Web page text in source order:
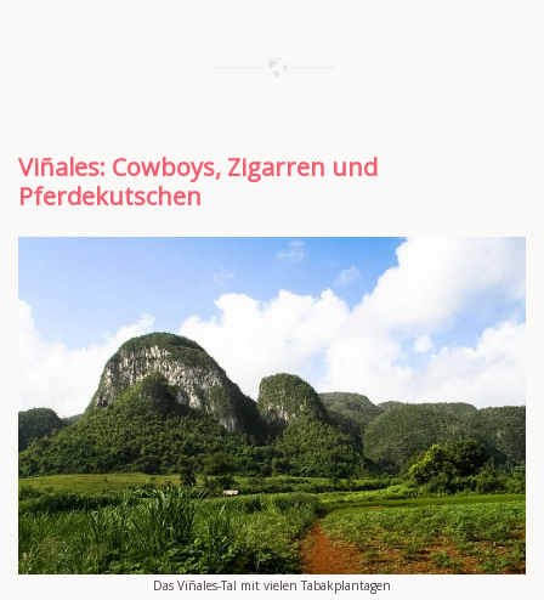
Viñales: Cowboys, Zigarren und
Pferdekutschen
Das Viñales-Tal mit vielen Tabakplantagen